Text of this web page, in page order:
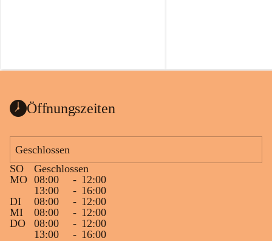
Wanduhr (!) benutzt und
Öffnungszeiten
Geschlossen
SO
Geschlossen
MO 08:00 - 12:00
13:00
- 16:00
DI
08:00 - 12:00
MI
08:00 - 12:00
DO
08:00 - 12:00
13:00
- 16:00